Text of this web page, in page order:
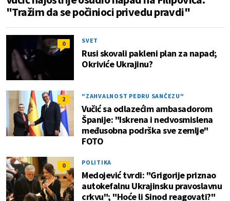
"Tražim da se počinioci privedu pravdi"
0 SVET
Rusi skovali pakleni plan za napad;
Okriviće Ukrajinu?
2 "ZAHVALNOST PEDRU SANČEZU"
Vučić sa odlazećim ambasadorom
Španije: "Iskrena i nedvosmislena
međusobna podrška sve zemlje"
FOTO
0 POLITIKA
Medojević tvrdi: "Grigorije priznao
autokefalnu Ukrajinsku pravoslavnu
crkvu"; "Hoće li Sinod reagovati?"